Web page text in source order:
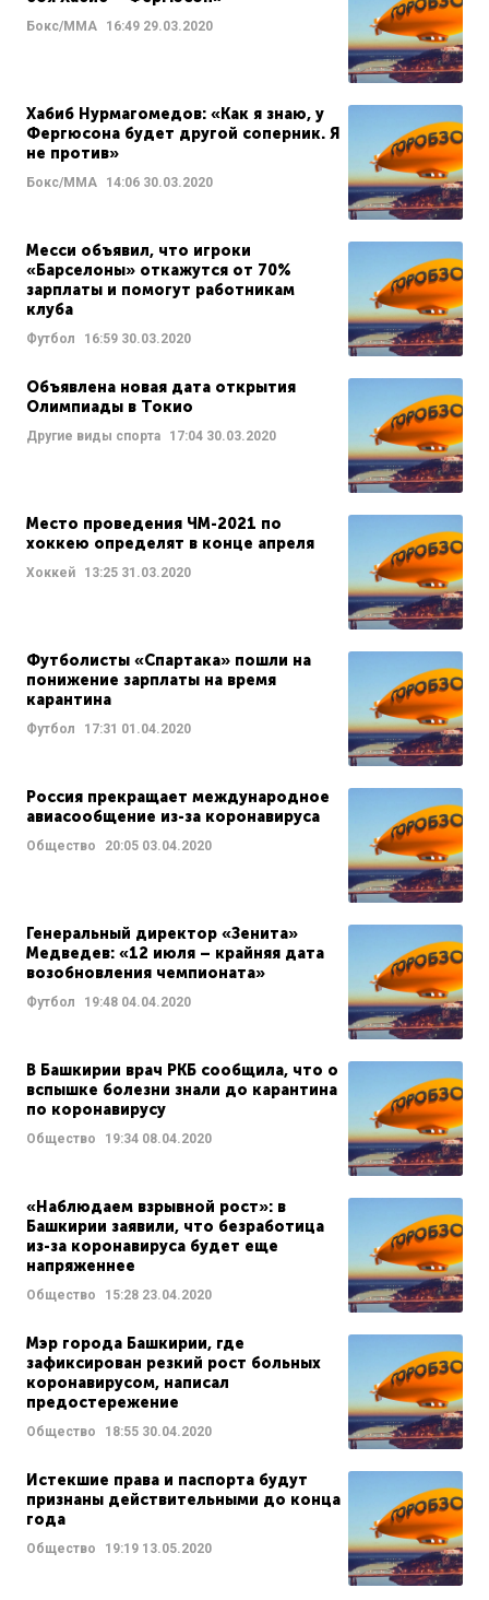
Бокс/ММА 16:49 29.03.2020
Хабиб Нурмагомедов: «Как я знаю, у
Фергюсона будет другой соперник. Я
не против»
Бокс/ММА 14:06 30.03.2020
Месси объявил, что игроки
«Барселоны» откажутся от 70%
зарплаты и помогут работникам
клуба
Футбол 16:59 30.03.2020
Объявлена новая дата открытия
Олимпиады в Токио
Другие виды спорта 17:04 30.03.2020
Место проведения ЧМ-2021 по
хоккею определят в конце апреля
Хоккей 13:25 31.03.2020
Футболисты «Спартака» пошли на
понижение зарплаты на время
карантина
Футбол 17:31 01.04.2020
Россия прекращает международное
авиасообщение из-за коронавируса
Общество 20:05 03.04.2020
Генеральный директор «Зенита»
Медведев: «12 июля – крайняя дата
возобновления чемпионата»
Футбол 19:48 04.04.2020
В Башкирии врач РКБ сообщила, что о
вспышке болезни знали до карантина
по коронавирусу
Общество 19:34 08.04.2020
«Наблюдаем взрывной рост»: в
Башкирии заявили, что безработица
из-за коронавируса будет еще
напряженнее
Общество 15:28 23.04.2020
Мэр города Башкирии, где
зафиксирован резкий рост больных
коронавирусом, написал
предостережение
Общество 18:55 30.04.2020
Истекшие права и паспорта будут
признаны действительными до конца
года
Общество 19:19 13.05.2020